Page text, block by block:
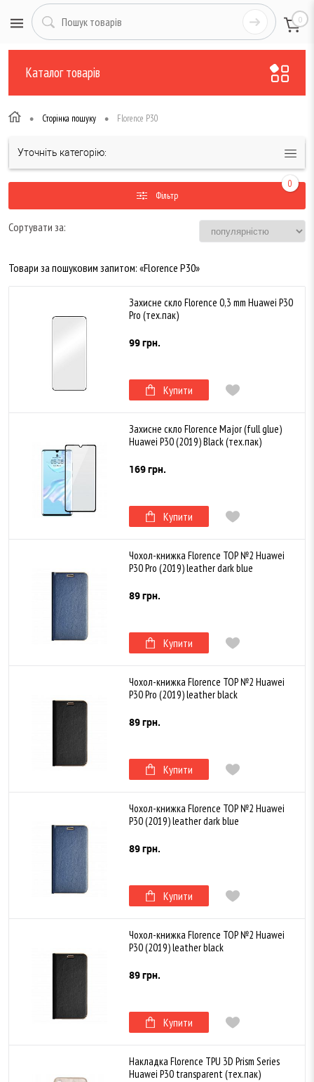
0
Каталог товарів
• Сторінка пошуку • Florence P30
Уточніть категорію:
Фільтр
0
Сортувати за:
Товари за пошуковим запитом: «Florence P30»
Захисне скло Florence 0,3 mm Huawei P30
Pro (тех.пак)
99 грн.
Купити
Захисне скло Florence Major (full glue)
Huawei P30 (2019) Black (тех.пак)
169 грн.
Купити
Чохол-книжка Florence TOP №2 Huawei
P30 Pro (2019) leather dark blue
89 грн.
Купити
Чохол-книжка Florence TOP №2 Huawei
P30 Pro (2019) leather black
89 грн.
Купити
Чохол-книжка Florence TOP №2 Huawei
P30 (2019) leather dark blue
89 грн.
Купити
Чохол-книжка Florence TOP №2 Huawei
P30 (2019) leather black
89 грн.
Купити
Накладка Florence TPU 3D Prism Series
Huawei Р30 transparent (тех.пак)